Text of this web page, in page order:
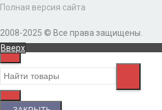
Полная версия сайта
2008-2025 © Все права защищены.
Вверх